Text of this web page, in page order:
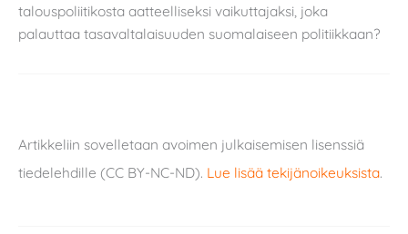
talouspoliitikosta aatteelliseksi vaikuttajaksi, joka
palauttaa tasavaltalaisuuden suomalaiseen politiikkaan?
Artikkeliin sovelletaan avoimen julkaisemisen lisenssiä
tiedelehdille (CC BY-NC-ND). Lue lisää tekijänoikeuksista.